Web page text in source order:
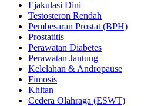
Ejakulasi Dini
Testosteron Rendah
Pembesaran Prostat (BPH)
Prostatitis
Perawatan Diabetes
Perawatan Jantung
Kelelahan & Andropause
Fimosis
Khitan
Cedera Olahraga (ESWT)